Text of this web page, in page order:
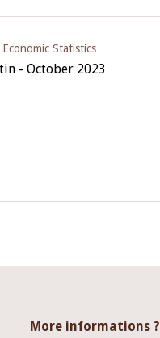
Statistics
- October 2023
More informations ?